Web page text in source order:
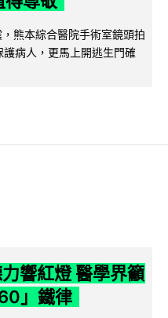
熊本綜合醫院手術室鏡頭拍
病人，更馬上開逃生門確
響紅燈 醫學界籲
」鐵律